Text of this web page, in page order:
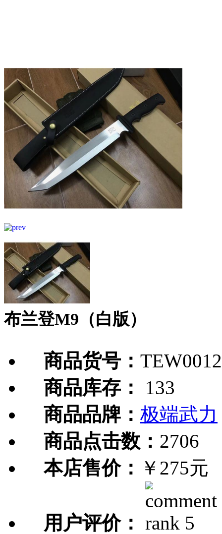
布兰登M9（白版）
商品货号：
商品库存：
133
商品品牌： 极端武力
商品点击数： 2706
本店售价： ￥275元
用户评价：